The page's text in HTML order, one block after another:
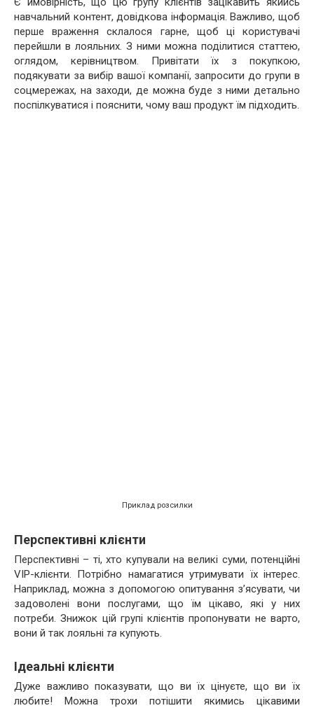
навчальний контент, довідкова інформація. Важливо, щоб
перше враження склалося гарне, щоб ці користувачі
перейшли в лояльних. З ними можна поділитися статтею,
оглядом, керівництвом. Привітати їх з покупкою,
подякувати за вибір вашої компанії, запросити до групи в
соцмережах, на заходи, де можна буде з ними детально
поспілкуватися і пояснити, чому ваш продукт їм підходить.
Приклад розсилки
Перспективні клієнти
Перспективні – ті, хто купували на великі суми, потенційні
VIP-клієнти. Потрібно намагатися утримувати їх інтерес.
Наприклад, можна з допомогою опитування з’ясувати, чи
задоволені вони послугами, що їм цікаво, які у них
потреби. Знижок цій групі клієнтів пропонувати не варто,
вони й так лояльні та купують.
Ідеальні клієнти
Дуже важливо показувати, що ви їх цінуєте, що ви їх
любите! Можна трохи потішити якимись цікавими